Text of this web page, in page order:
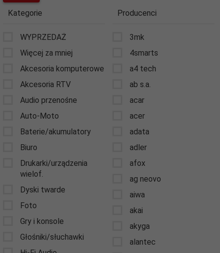
Kategorie
WYPRZEDAŻ
Więcej za mniej
Akcesoria komputerowe
Akcesoria RTV
Audio przenośne
Auto-Moto
Baterie/akumulatory
Biuro
Drukarki/urządzenia
wielof.
Dyski twarde
Foto
Gry i konsole
Głośniki/słuchawki
Producenci
3mk
4smarts
a4 tech
ab s.a.
acar
acer
adata
adler
afox
ag neovo
aiwa
akai
akyga
alantec